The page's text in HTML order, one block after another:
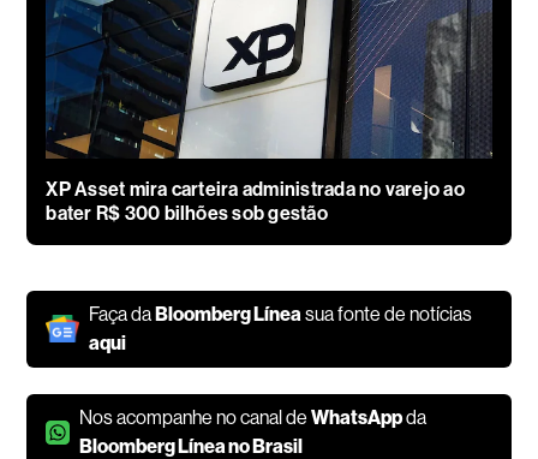
XP Asset mira carteira administrada no varejo ao
bater R$ 300 bilhões sob gestão
Faça daBloomberg Línea sua fonte de notícias
aqui
Nos acompanhe no canal deWhatsAppda
Bloomberg Línea no Brasil